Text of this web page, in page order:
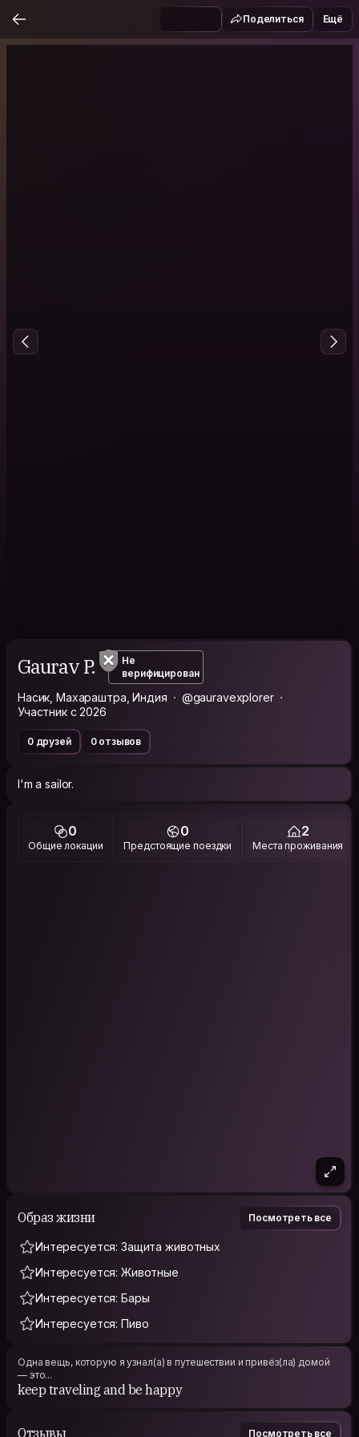
Поделиться Ещё
Gaurav P.
Не
верифицирован
Насик, Махараштра, Индия
@gauravexplorer
Участник с 2026
0 друзей 0 отзывов
I'm a sailor.
0
Общие локации
0
Предстоящие поездки
2
Места проживания
Образ жизни Посмотреть все
Интересуется: Защита животных
Интересуется: Животные
Интересуется: Бары
Интересуется: Пиво
Одна вещь, которую я узнал(а) в путешествии и привёз(ла) домой
— это...
keep traveling and be happy
Отзывы Посмотреть все